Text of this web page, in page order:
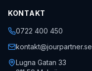
KONTAKT
0722 400 450
kontakt@jourpartner.se
Lugna Gatan 33